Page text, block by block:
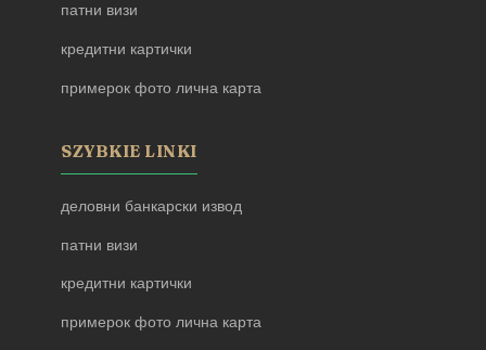
патни визи
кредитни картички
примерок фото лична карта
SZYBKIE LINKI
деловни банкарски извод
патни визи
кредитни картички
примерок фото лична карта